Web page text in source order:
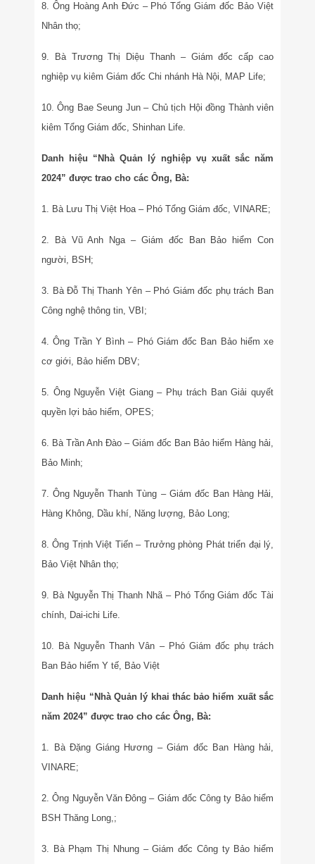
8. Ông Hoàng Anh Đức – Phó Tổng Giám đốc Bảo Việt
Nhân thọ;
9. Bà Trương Thị Diệu Thanh – Giám đốc cấp cao
nghiệp vụ kiêm Giám đốc Chi nhánh Hà Nội, MAP Life;
10. Ông Bae Seung Jun – Chủ tịch Hội đồng Thành viên
kiêm Tổng Giám đốc, Shinhan Life.
Danh hiệu “Nhà Quản lý nghiệp vụ xuất sắc năm
2024” được trao cho các Ông, Bà:
1. Bà Lưu Thị Việt Hoa – Phó Tổng Giám đốc, VINARE;
2. Bà Vũ Anh Nga – Giám đốc Ban Bảo hiểm Con
người, BSH;
3. Bà Đỗ Thị Thanh Yên – Phó Giám đốc phụ trách Ban
Công nghệ thông tin, VBI;
4. Ông Trần Y Bình – Phó Giám đốc Ban Bảo hiểm xe
cơ giới, Bảo hiểm DBV;
5. Ông Nguyễn Việt Giang – Phụ trách Ban Giải quyết
quyền lợi bảo hiểm, OPES;
6. Bà Trần Anh Đào – Giám đốc Ban Bảo hiểm Hàng hải,
Bảo Minh;
7. Ông Nguyễn Thanh Tùng – Giám đốc Ban Hàng Hải,
Hàng Không, Dầu khí, Năng lượng, Bảo Long;
8. Ông Trịnh Việt Tiến – Trưởng phòng Phát triển đại lý,
Bảo Việt Nhân thọ;
9. Bà Nguyễn Thị Thanh Nhã – Phó Tổng Giám đốc Tài
chính, Dai-ichi Life.
10. Bà Nguyễn Thanh Vân – Phó Giám đốc phụ trách
Ban Bảo hiểm Y tế, Bảo Việt
Danh hiệu “Nhà Quản lý khai thác bảo hiểm xuất sắc
năm 2024” được trao cho các Ông, Bà:
1. Bà Đặng Giáng Hương – Giám đốc Ban Hàng hải,
VINARE;
2. Ông Nguyễn Văn Đông – Giám đốc Công ty Bảo hiểm
BSH Thăng Long,;
3. Bà Phạm Thị Nhung – Giám đốc Công ty Bảo hiểm